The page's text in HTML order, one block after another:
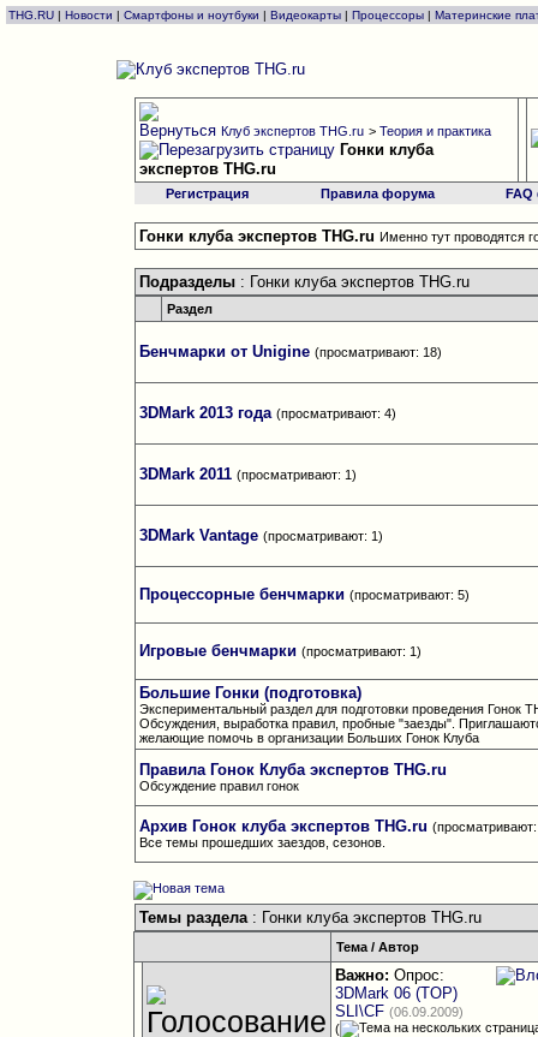
THG.RU | Новости | Смартфоны и ноутбуки | Видеокарты | Процессоры | Материнские
Клуб экспертов THG.ru > Теория и практика
Гонки клуба
экспертов THG.ru
Регистрация Правила форума
Гонки клуба экспертов THG.ru Именно тут проводятся
Подразделы: Гонки клуба экспертов THG.ru
Раздел
Бенчмарки от Unigine (просматривают: 18)
3DMark 2013 года (просматривают: 4)
3DMark 2011 (просматривают: 1)
3DMark Vantage (просматривают: 1)
Процессорные бенчмарки (просматривают: 5)
Игровые бенчмарки (просматривают: 1)
Большие Гонки (подготовка)
Экспериментальный раздел для подготовки проведения Гонок
Обсуждения, выработка правил, пробные "заезды".
желающие помочь в организации Больших Гонок Клуба
Правила Гонок Клуба экспертов THG.ru
Обсуждение правил гонок
Архив Гонок клуба экспертов THG.ru
Все темы прошедших заездов, сезонов.
Темы раздела: Гонки клуба экспертов THG.ru
Тема /Автор
Важно: Опрос:
3DMark 06 (TOP)
SLI\CF (06.09.2009)
(